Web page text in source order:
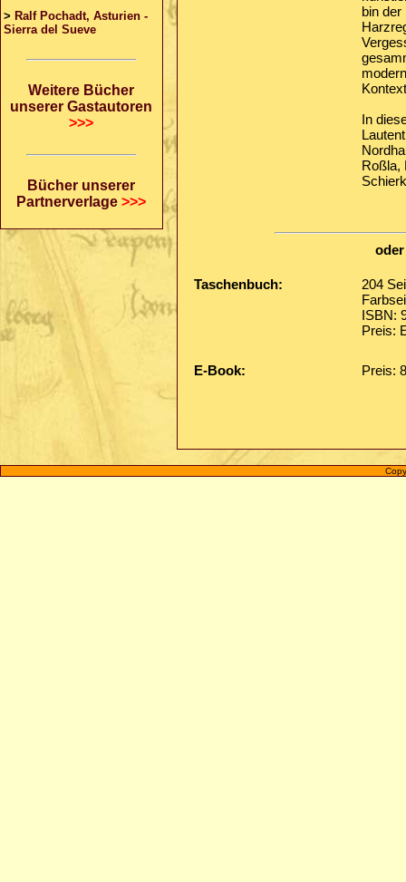
> Ralf Pochadt, Asturien -
Sierra del Sueve
Weitere Bücher
unserer Gastautoren
>>>
Bücher unserer
Partnerverlage>>>
bin der
In
Roßla,
Taschenbuch:
204
ISBN:
Preis:
E-Book: Preis: